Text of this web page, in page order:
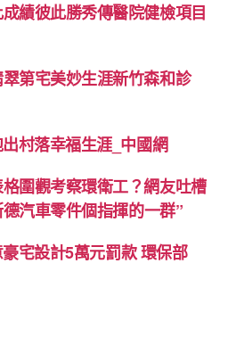
績彼此勝秀傳醫院健檢項目
翠第宅美妙生涯新竹森和診
村落幸福生涯_中國網
圍觀考察環衛工？網友吐槽
汽車零件個指揮的一群”
宅設計5萬元罰款 環保部